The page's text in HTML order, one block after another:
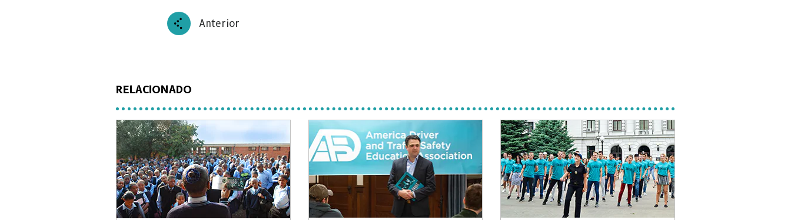
Anterior
RELACIONADO